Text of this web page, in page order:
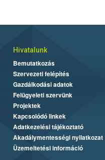
Hivatalunk
Bemutatkozás
Szervezeti felépítés
Gazdálkodási adatok
Felügyeleti szervünk
Projektek
Kapcsolódó linkek
Adatkezelési tájékoztató
Akadálymentességi nyilatkozat
Üzemeltetési információ